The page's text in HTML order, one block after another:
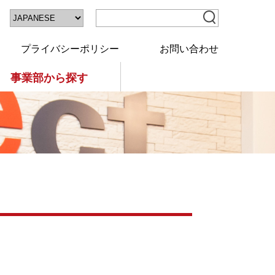
プライバシーポリシー お問い合わせ
事業部から探す